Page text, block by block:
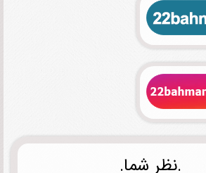
.نظر شما.